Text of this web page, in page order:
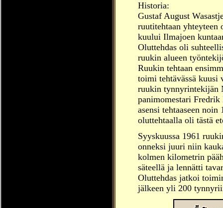
Historia:
Gustaf August
ruutitehtaan yhteyteen
kuului Ilmajoen
Oluttehdas oli
ruukin alueen
Ruukin tehtaan
toimi tehtävässä kuusi
ruukin tynnyrintekijän
panimomestari
asensi tehtaaseen
oluttehtaalla oli tästä
Syyskuussa 1961
onneksi juuri niin
kolmen kilometrin
säteellä ja lennätti
Oluttehdas jatkoi
jälkeen yli 200